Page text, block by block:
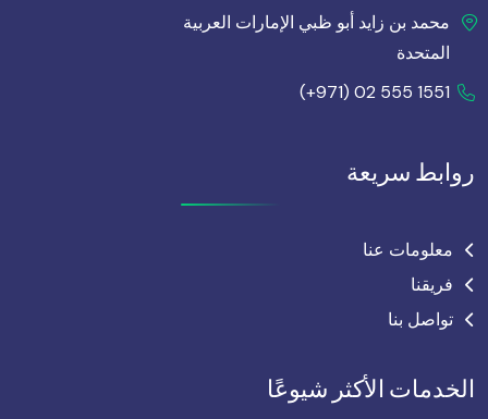
محمد بن زايد أبو ظبي الإمارات العربية
المتحدة
(+971) 02 555 1551
روابط سريعة
معلومات عنا
فريقنا
تواصل بنا
الخدمات الأكثر شيوعًا